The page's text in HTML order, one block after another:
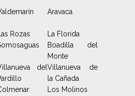
Aravaca
Las Rozas
La Florida
Boadilla del
Monte
del Villanueva de
la Cañada
Los Molinos